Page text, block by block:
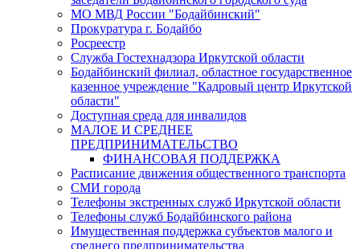
МО МВД России "Бодайбинский"
Прокуратура г. Бодайбо
Росреестр
Служба Гостехнадзора Иркутской области
Бодайбинский филиал, областное государственное
казенное учреждение "Кадровый центр Иркутской
области"
Доступная среда для инвалидов
МАЛОЕ И СРЕДНЕЕ
ПРЕДПРИНИМАТЕЛЬСТВО
ФИНАНСОВАЯ ПОДДЕРЖКА
Расписание движения общественного транспорта
СМИ города
Телефоны экстренных служб Иркутской области
Телефоны служб Бодайбинского района
Имущественная поддержка субъектов малого и
среднего предпринимательства